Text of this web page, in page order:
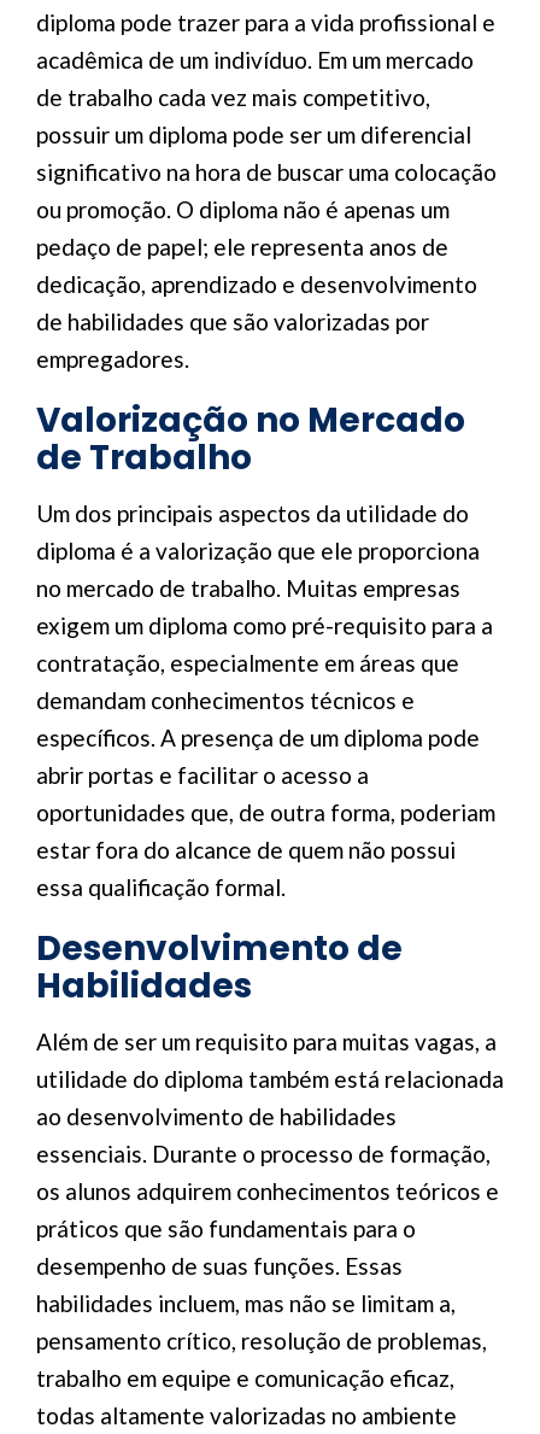
diploma pode trazer para a vida profissional e
acadêmica de um indivíduo. Em um mercado
de trabalho cada vez mais competitivo,
possuir um diploma pode ser um diferencial
significativo na hora de buscar uma colocação
ou promoção. O diploma não é apenas um
pedaço de papel; ele representa anos de
dedicação, aprendizado e desenvolvimento
de habilidades que são valorizadas por
empregadores.
Valorização no Mercado
de Trabalho
Um dos principais aspectos da utilidade do
diploma é a valorização que ele proporciona
no mercado de trabalho. Muitas empresas
exigem um diploma como pré-requisito para a
contratação, especialmente em áreas que
demandam conhecimentos técnicos e
específicos. A presença de um diploma pode
abrir portas e facilitar o acesso a
oportunidades que, de outra forma, poderiam
estar fora do alcance de quem não possui
essa qualificação formal.
Desenvolvimento de
Habilidades
Além de ser um requisito para muitas vagas, a
utilidade do diploma também está relacionada
ao desenvolvimento de habilidades
essenciais. Durante o processo de formação,
os alunos adquirem conhecimentos teóricos e
práticos que são fundamentais para o
desempenho de suas funções. Essas
habilidades incluem, mas não se limitam a,
pensamento crítico, resolução de problemas,
trabalho em equipe e comunicação eficaz,
todas altamente valorizadas no ambiente